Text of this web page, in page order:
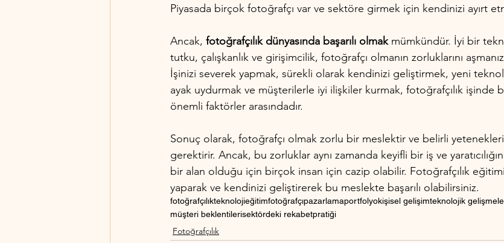
Piyasada birçok fotoğrafçı var ve sektöre girmek için kendinizi ayırt
Ancak, fotoğrafçılık dünyasında başarılı olmak mümkündür. İyi bir
tutku, çalışkanlık ve girişimcilik, fotoğrafçı olmanın zorluklarını
İşinizi severek yapmak, sürekli olarak kendinizi geliştirmek, yeni
ayak uydurmak ve müşterilerle iyi ilişkiler kurmak, fotoğrafçılık işinde
önemli faktörler arasındadır.
Sonuç olarak, fotoğrafçı olmak zorlu bir meslektir ve belirli
gerektirir. Ancak, bu zorluklar aynı zamanda keyifli bir iş ve
bir alan olduğu için birçok insan için cazip olabilir. Fotoğrafçılık
yaparak ve kendinizi geliştirerek bu meslekte başarılı olabilirsiniz.
fotoğrafçılıkteknolojieğitimfotoğrafçıpazarlamaportfolyokişisel gelişimteknolojik
müşteri beklentilerisektördeki rekabetpratiği
Fotoğrafçılık